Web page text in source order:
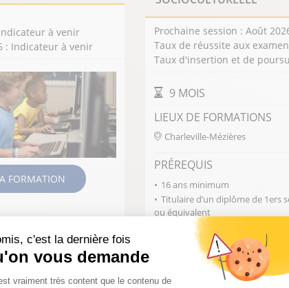
c'est la dernière fois
vous demande
de Gestion du
vraiment très content que le contenu de
à seà venir
: Indicateur à venir
FORMATION
Prochaine session : Août
Taux de réussite aux
Taux d'insertion et de
DURÉE DE LA
9 MOIS
LIEUX DE FORMATIONS
Charleville-Mézières
PRÉREQUIS
16 ans minimum
Titulaire d’un diplôme de 1ers
ou équivalent